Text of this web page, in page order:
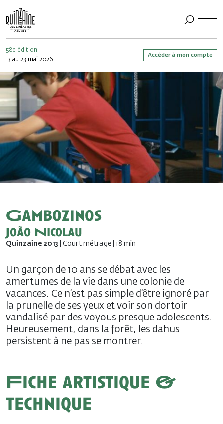
58e édition
13 au 23 mai 2026
Accéder à mon compte
Gambozinos
João Nicolau
Quinzaine 2013 | Court métrage | 18 min
Un garçon de 10 ans se débat avec les
amertumes de la vie dans une colonie de
vacances. Ce n’est pas simple d’être ignoré par
la prunelle de ses yeux et voir son dortoir
vandalisé par des voyous presque adolescents.
Heureusement, dans la forêt, les dahus
persistent à ne pas se montrer.
Fiche artistique &
technique